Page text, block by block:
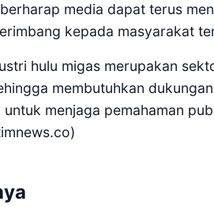
media dapat terus
kepada masyarakat
hulu migas merupakan
membutuhkan
menjaga pemahaman